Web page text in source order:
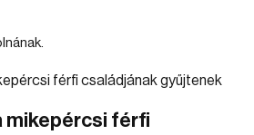
mikepércsi férfi